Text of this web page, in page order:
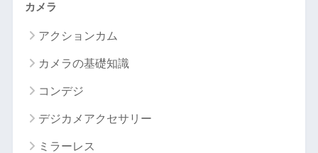
カメラ
アクションカム
カメラの基礎知識
コンデジ
デジカメアクセサリー
ミラーレス